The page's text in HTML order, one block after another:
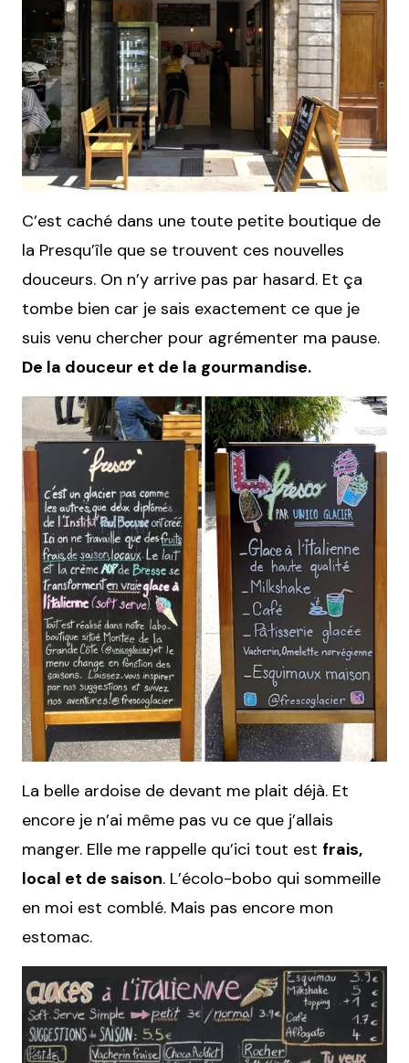
C’est caché dans une toute petite boutique de
la Presqu’île que se trouvent ces nouvelles
douceurs. On n’y arrive pas par hasard. Et ça
tombe bien car je sais exactement ce que je
suis venu chercher pour agrémenter ma pause.
De la douceur et de la gourmandise.
La belle ardoise de devant me plait déjà. Et
encore je n’ai même pas vu ce que j’allais
manger. Elle me rappelle qu’ici tout est frais,
local et de saison. L’écolo-bobo qui sommeille
en moi est comblé. Mais pas encore mon
estomac.